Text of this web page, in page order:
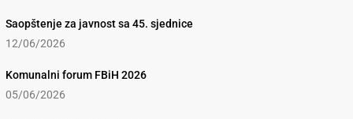
Saopštenje za javnost sa 45. sjednice
12/06/2026
Komunalni forum FBiH 2026
05/06/2026